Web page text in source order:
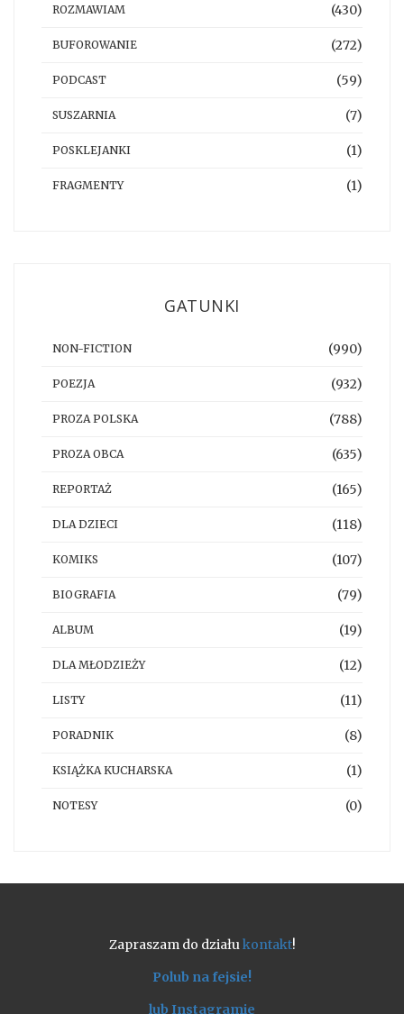
ROZMAWIAM (430)
BUFOROWANIE (272)
PODCAST (59)
SUSZARNIA (7)
POSKLEJANKI (1)
FRAGMENTY (1)
GATUNKI
NON-FICTION (990)
POEZJA (932)
PROZA POLSKA (788)
PROZA OBCA (635)
REPORTAŻ (165)
DLA DZIECI (118)
KOMIKS (107)
BIOGRAFIA (79)
ALBUM (19)
DLA MŁODZIEŻY (12)
LISTY (11)
PORADNIK (8)
KSIĄŻKA KUCHARSKA (1)
NOTESY (0)
Zapraszam do działu kontakt!
Polub na fejsie!
lub Instagramie